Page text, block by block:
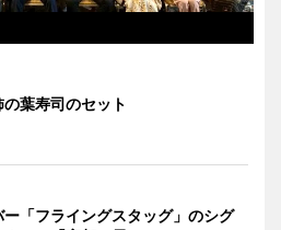
葉寿司のセット
ー「フライングスタッグ」のシグ